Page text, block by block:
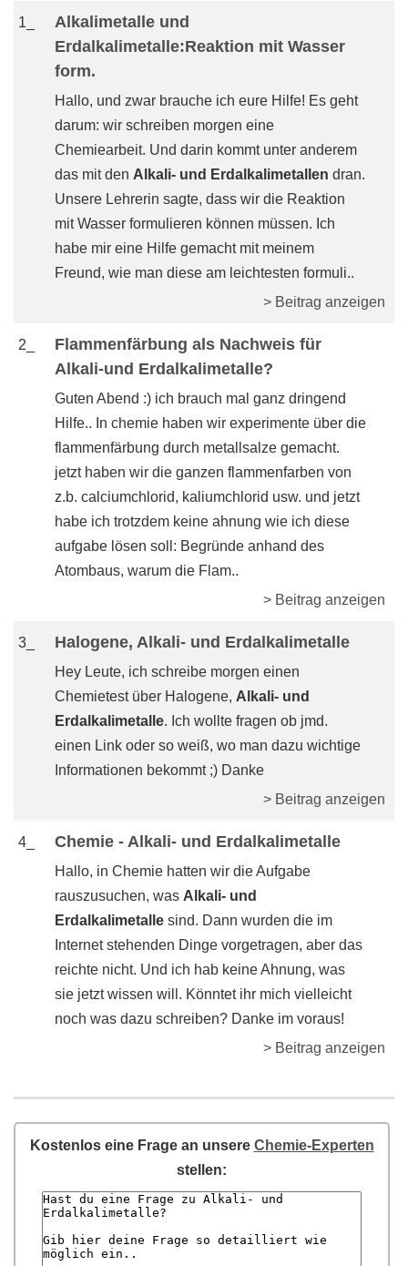
1_
Alkalimetalle und
Erdalkalimetalle:Reaktion mit Wasser
form.
Hallo, und zwar brauche ich eure Hilfe! Es geht
darum: wir schreiben morgen eine
Chemiearbeit. Und darin kommt unter anderem
das mit den Alkali- und Erdalkalimetallen dran.
Unsere Lehrerin sagte, dass wir die Reaktion
mit Wasser formulieren können müssen. Ich
habe mir eine Hilfe gemacht mit meinem
Freund, wie man diese am leichtesten formuli..
> Beitrag anzeigen
2_
Flammenfärbung als Nachweis für
Alkali-und Erdalkalimetalle?
Guten Abend :) ich brauch mal ganz dringend
Hilfe.. In chemie haben wir experimente über die
flammenfärbung durch metallsalze gemacht.
jetzt haben wir die ganzen flammenfarben von
z.b. calciumchlorid, kaliumchlorid usw. und jetzt
habe ich trotzdem keine ahnung wie ich diese
aufgabe lösen soll: Begründe anhand des
Atombaus, warum die Flam..
> Beitrag anzeigen
3_ Halogene, Alkali- und Erdalkalimetalle
Hey Leute, ich schreibe morgen einen
Chemietest über Halogene, Alkali- und
Erdalkalimetalle. Ich wollte fragen ob jmd.
einen Link oder so weiß, wo man dazu wichtige
Informationen bekommt ;) Danke
> Beitrag anzeigen
4_ Chemie - Alkali- und Erdalkalimetalle
Hallo, in Chemie hatten wir die Aufgabe
rauszusuchen, was Alkali- und
Erdalkalimetalle sind. Dann wurden die im
Internet stehenden Dinge vorgetragen, aber das
reichte nicht. Und ich hab keine Ahnung, was
sie jetzt wissen will. Könntet ihr mich vielleicht
noch was dazu schreiben? Danke im voraus!
> Beitrag anzeigen
Kostenlos eine Frage an unsere Chemie-Experten
stellen: